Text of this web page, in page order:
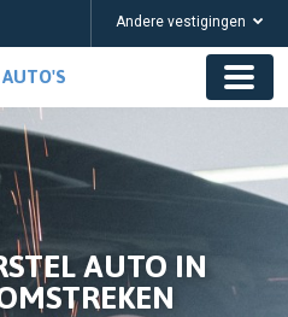
Andere vestigingen
AUTO IN